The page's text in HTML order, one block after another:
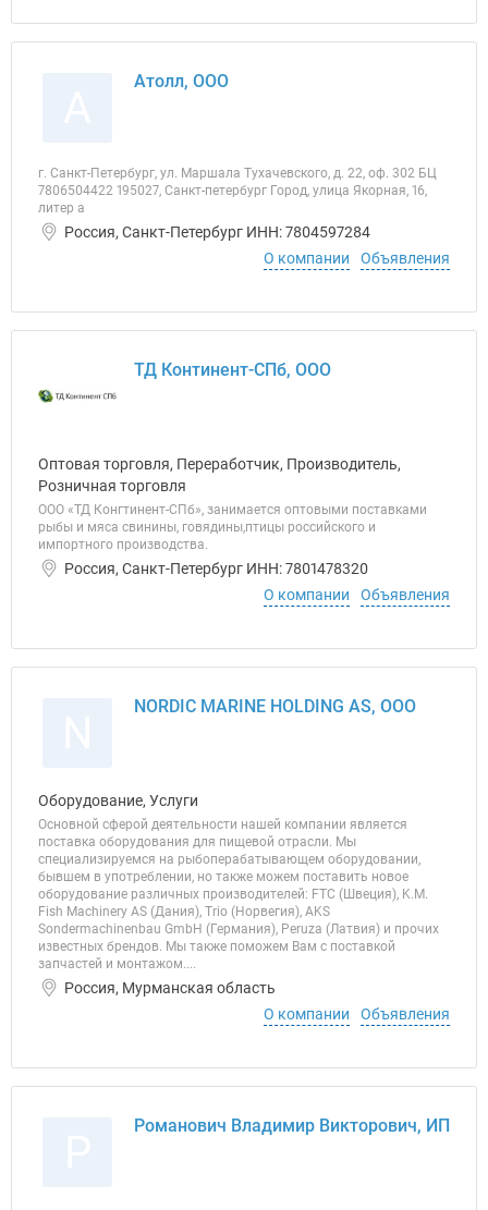
Атолл, ООО
г. Санкт-Петербург, ул. Маршала Тухачевского, д. 22, оф. 302 БЦ
7806504422 195027, Санкт-петербург Город, улица Якорная, 16,
литер а
Россия, Санкт-Петербург ИНН: 7804597284
О компании
Объявления
ТД Континент-СПб, ООО
Оптовая торговля, Переработчик, Производитель,
Розничная торговля
ООО «ТД Конгтинент-СПб», занимается оптовыми поставками
рыбы и мяса свинины, говядины,птицы российского и
импортного производства.
Россия, Санкт-Петербург ИНН: 7801478320
О компании
Объявления
NORDIC MARINE HOLDING AS, ООО
Оборудование, Услуги
Основной сферой деятельности нашей компании является
поставка оборудования для пищевой отрасли. Мы
специализируемся на рыбоперабатывающем оборудовании,
бывшем в употреблении, но также можем поставить новое
оборудование различных производителей: FTC (Швеция), K.M.
Fish Machinery AS (Дания), Trio (Норвегия), AKS
Sondermachinenbau GmbH (Германия), Peruza (Латвия) и прочих
известных брендов. Мы также поможем Вам с поставкой
запчастей и монтажом....
Россия, Мурманская область
О компании
Объявления
Романович Владимир Викторович, ИП